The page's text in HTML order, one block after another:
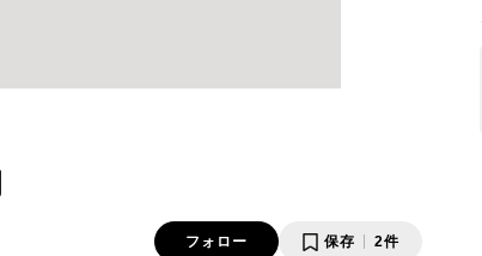
フォロー 保存 2件